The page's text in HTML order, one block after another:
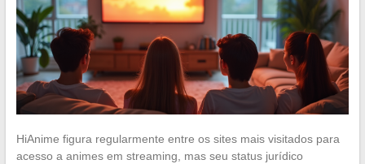
HiAnime figura regularmente entre os sites mais visitados para
acesso a animes em streaming, mas seu status jurídico